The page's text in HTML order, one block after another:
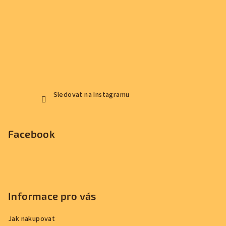
Sledovat na Instagramu
Facebook
Informace pro vás
Jak nakupovat